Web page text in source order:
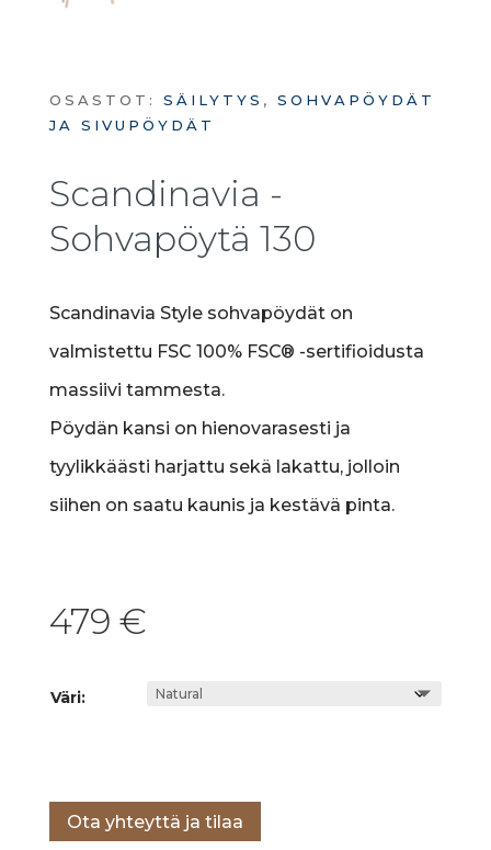
OSASTOT: SÄILYTYS , SOHVAPÖYDÄT
JA SIVUPÖYDÄT
Scandinavia -
Sohvapöytä 130
Scandinavia Style sohvapöydät on
valmistettu FSC 100% FSC® -sertifioidusta
massiivi tammesta.
Pöydän kansi on hienovarasesti ja
tyylikkäästi harjattu sekä lakattu, jolloin
siihen on saatu kaunis ja kestävä pinta.
479 €
Väri:
Ota yhteyttä ja tilaa